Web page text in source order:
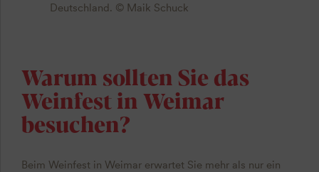
Deutschland. © Maik Schuck
Warum sollten Sie das
Weinfest in Weimar
besuchen?
Beim Weinfest in Weimar erwartet Sie mehr als nur ein